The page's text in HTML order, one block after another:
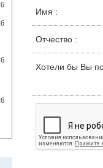
Имя :
Отчество :
Хотели бы Вы